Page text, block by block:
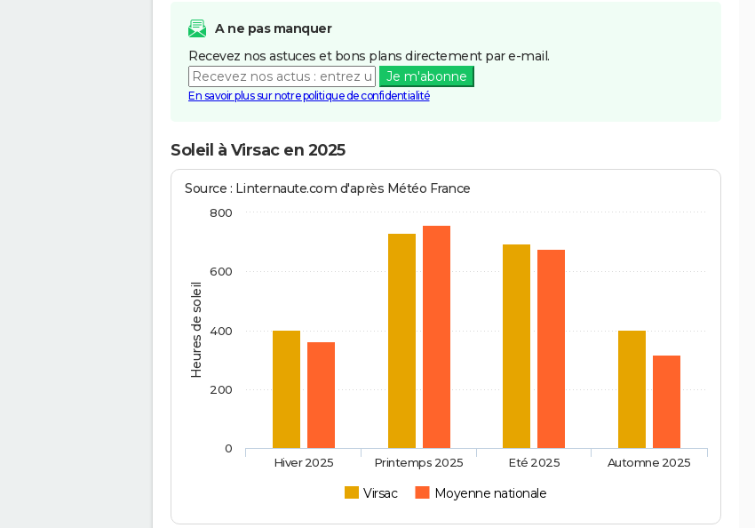
A ne pas manquer
Recevez nos astuces et bons plans directement par e-mail.
Je m'abonne
En savoir plus sur notre politique de confidentialité
Soleil à Virsac en 2025
Heures de soleil
Source : Linternaute.com d'après Météo France
Virsac Moyenne nationale
Hiver 2025 Printemps 2025 Eté 2025 Automne 2025
0
200
400
600
800